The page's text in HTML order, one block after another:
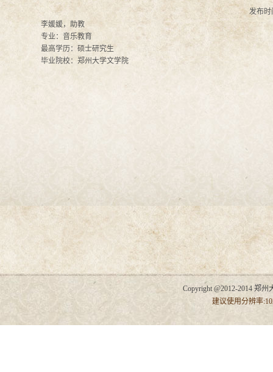
发布
李媛媛，助教
专业：音乐教育
最高学历：硕士研究生
毕业院校：郑州大学文学院
Copyright @2012-2014 郑州
建议使用分辨率